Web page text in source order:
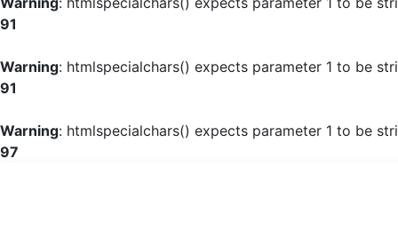
91
Warning: htmlspecialchars() expects parameter 1 to be
91
Warning: htmlspecialchars() expects parameter 1 to be
97